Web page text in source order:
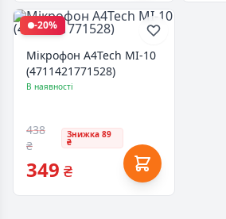
-20%
Мікрофон A4Tech MI-10
(4711421771528)
В наявності
438
₴
Знижка 89
₴
349 ₴